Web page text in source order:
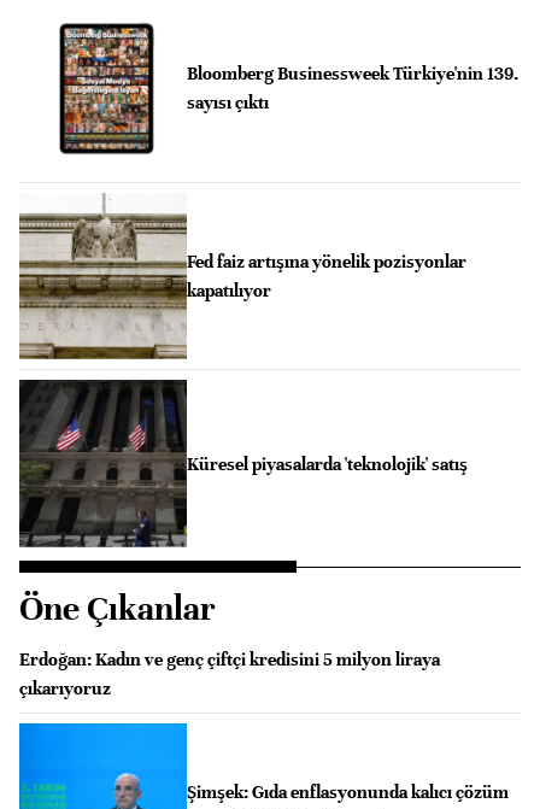
Bloomberg Businessweek Türkiye'nin 139.
sayısı çıktı
Fed faiz artışına yönelik pozisyonlar
kapatılıyor
Küresel piyasalarda 'teknolojik' satış
Öne Çıkanlar
Erdoğan: Kadın ve genç çiftçi kredisini 5 milyon liraya
çıkarıyoruz
Şimşek: Gıda enflasyonunda kalıcı çözüm